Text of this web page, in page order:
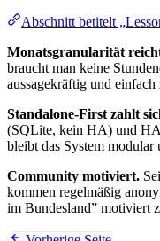
Abschnitt betitelt
Monatsgranularität
braucht man keine
aussagekräftig und einfach
Standalone-First zahlt
(SQLite, kein HA) und
bleibt das System modular
Community motiviert.
kommen regelmäßig
im Bundesland” motiviert